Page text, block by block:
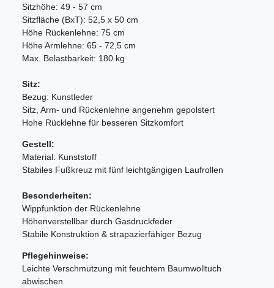
Sitzhöhe: 49 - 57 cm
Sitzfläche (BxT): 52,5 x 50 cm
Höhe Rückenlehne: 75 cm
Höhe Armlehne: 65 - 72,5 cm
Max. Belastbarkeit: 180 kg
Sitz:
Bezug: Kunstleder
Sitz, Arm- und Rückenlehne angenehm gepolstert
Hohe Rücklehne für besseren Sitzkomfort
Gestell:
Material: Kunststoff
Stabiles Fußkreuz mit fünf leichtgängigen Laufrollen
Besonderheiten:
Wippfunktion der Rückenlehne
Höhenverstellbar durch Gasdruckfeder
Stabile Konstruktion & strapazierfähiger Bezug
Pflegehinweise:
Leichte Verschmutzung mit feuchtem Baumwolltuch
abwischen